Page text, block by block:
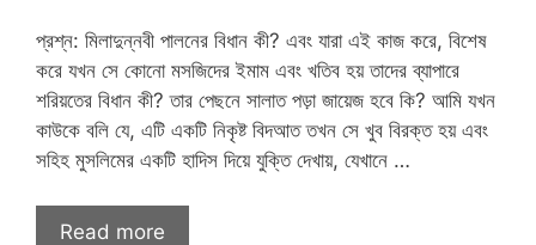
​প্রশ্ন: মিলাদুন্নবী পালনের বিধান কী? এবং যারা এই কাজ করে, বিশেষ
করে যখন সে কোনো মসজিদের ইমাম এবং খতিব হয় তাদের ব্যাপারে
শরিয়তের বিধান কী? তার পেছনে সালাত পড়া জায়েজ হবে কি? আমি যখন
কাউকে বলি যে, এটি একটি নিকৃষ্ট বিদআত তখন সে খুব বিরক্ত হয় এবং
সহিহ মুসলিমের একটি হাদিস দিয়ে যুক্তি দেখায়, যেখানে …
Read more